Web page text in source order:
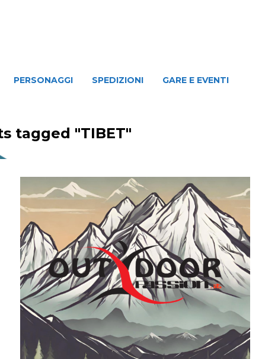
PERSONAGGI SPEDIZIONI GARE E EVENTI
tagged "TIBET"